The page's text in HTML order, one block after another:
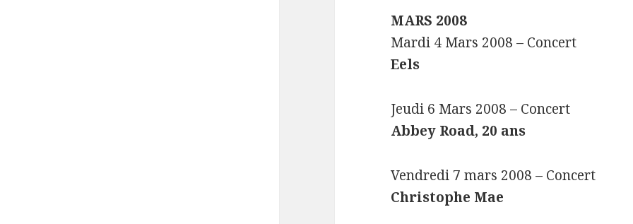
MARS 2008
Mardi 4 Mars 2008 – Concert
Eels
Jeudi 6 Mars 2008 – Concert
Abbey Road, 20 ans
Vendredi 7 mars 2008 – Concert
Christophe Mae